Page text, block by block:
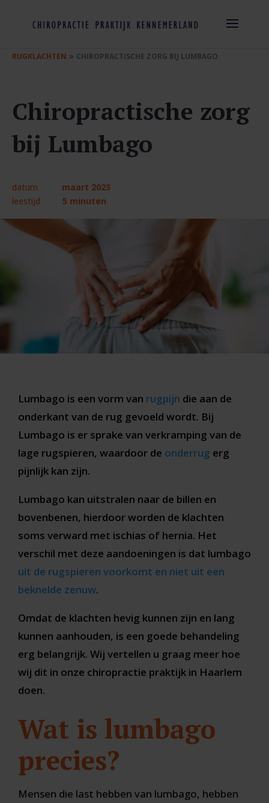
RUGKLACHTEN » CHIROPRACTISCHE ZORG BIJ LUMBAGO
Chiropractische zorg
bij Lumbago
datum
maart 2023
leestijd
5 minuten
Lumbago is een vorm van rugpijn die aan de
onderkant van de rug gevoeld wordt. Bij
Lumbago is er sprake van verkramping van de
lage rugspieren, waardoor de onderrug erg
pijnlijk kan zijn.
Lumbago kan uitstralen naar de billen en
bovenbenen, hierdoor worden de klachten
soms verward met ischias of hernia. Het
verschil met deze aandoeningen is dat lumbago
uit de rugspieren voorkomt en niet uit een
beknelde zenuw.
Omdat de klachten hevig kunnen zijn en lang
kunnen aanhouden, is een goede behandeling
erg belangrijk. Wij vertellen u graag meer hoe
wij dit in onze chiropractie praktijk in Haarlem
doen.
Wat is lumbago
precies?
Mensen die last hebben van lumbago, hebben